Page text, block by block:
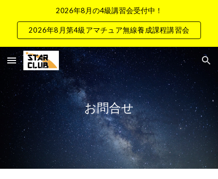
2026年8月の4級講習会受付中！
2026年8月第4級アマチュア無線養成課程講習会
お問合せ